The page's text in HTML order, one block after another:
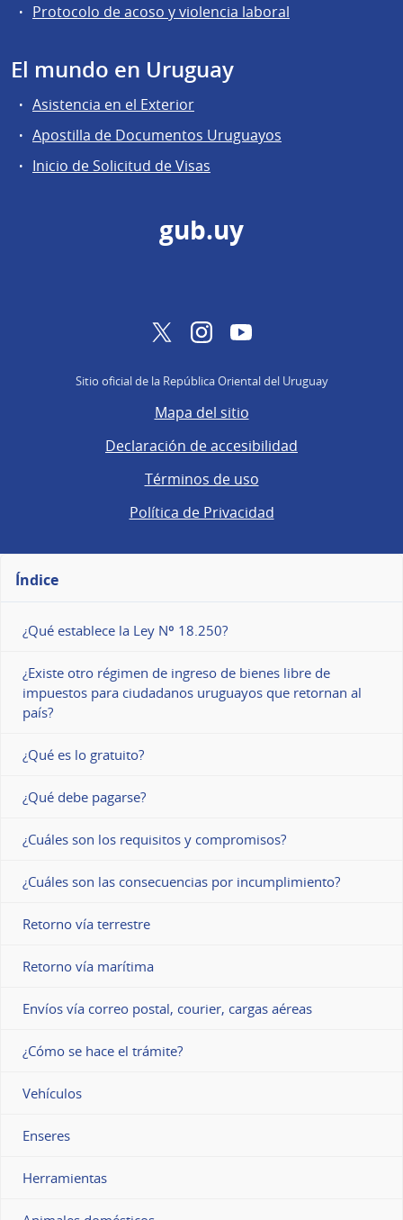
Protocolo de acoso y violencia laboral
El mundo en Uruguay
Asistencia en el Exterior
Apostilla de Documentos Uruguayos
Inicio de Solicitud de Visas
gub.uy
TwitterInstagramYouTube
Sitio oficial de la República Oriental del Uruguay
Mapa del sitio
Declaración de accesibilidad
Términos de uso
Política de Privacidad
Índice
¿Qué establece la Ley Nº 18.250?
¿Existe otro régimen de ingreso de bienes libre de
impuestos para ciudadanos uruguayos que retornan al
país?
¿Qué es lo gratuito?
¿Qué debe pagarse?
¿Cuáles son los requisitos y compromisos?
¿Cuáles son las consecuencias por incumplimiento?
Retorno vía terrestre
Retorno vía marítima
Envíos vía correo postal, courier, cargas aéreas
¿Cómo se hace el trámite?
Vehículos
Enseres
Herramientas